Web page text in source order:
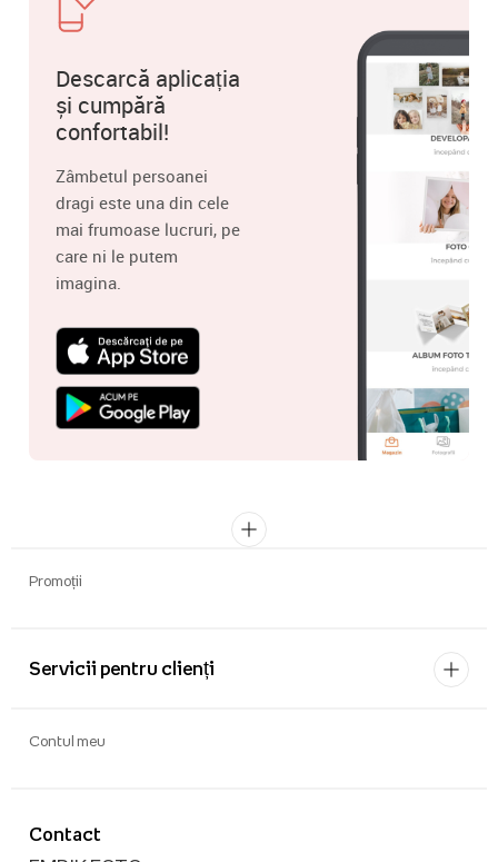
Descarcă aplicația
și cumpără
confortabil!
Zâmbetul persoanei
dragi este una din cele
mai frumoase lucruri, pe
care ni le putem
imagina.
Promoții
Servicii pentru clienți
Contact
Contul meu